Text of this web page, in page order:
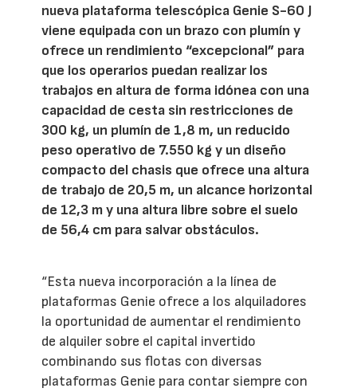
nueva plataforma telescópica Genie S-60 J
viene equipada con un brazo con plumín y
ofrece un rendimiento “excepcional” para
que los operarios puedan realizar los
trabajos en altura de forma idónea con una
capacidad de cesta sin restricciones de
300 kg, un plumín de 1,8 m, un reducido
peso operativo de 7.550 kg y un diseño
compacto del chasis que ofrece una altura
de trabajo de 20,5 m, un alcance horizontal
de 12,3 m y una altura libre sobre el suelo
de 56,4 cm para salvar obstáculos.
“Esta nueva incorporación a la línea de
plataformas Genie ofrece a los alquiladores
la oportunidad de aumentar el rendimiento
de alquiler sobre el capital invertido
combinando sus flotas con diversas
plataformas Genie para contar siempre con